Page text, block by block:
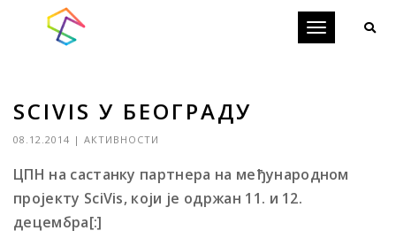
Toggle
SCIVIS У БЕОГРАДУ
08.12.2014 | АКТИВНОСТИ
ЦПН на састанку партнера на међународном
пројекту SciVis, који је одржан 11. и 12.
децембра[:]